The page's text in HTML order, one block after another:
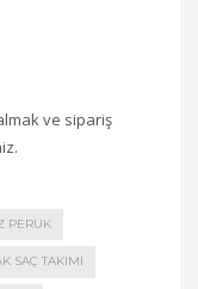
ve sipariş
PERUK
SAÇ TAKIMI